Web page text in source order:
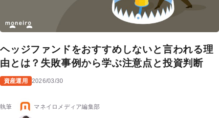
ヘッジファンドをおすすめしないと言われる理
由とは？失敗事例から学ぶ注意点と投資判断
資産運用 2026/03/30
執筆 マネイロメディア編集部